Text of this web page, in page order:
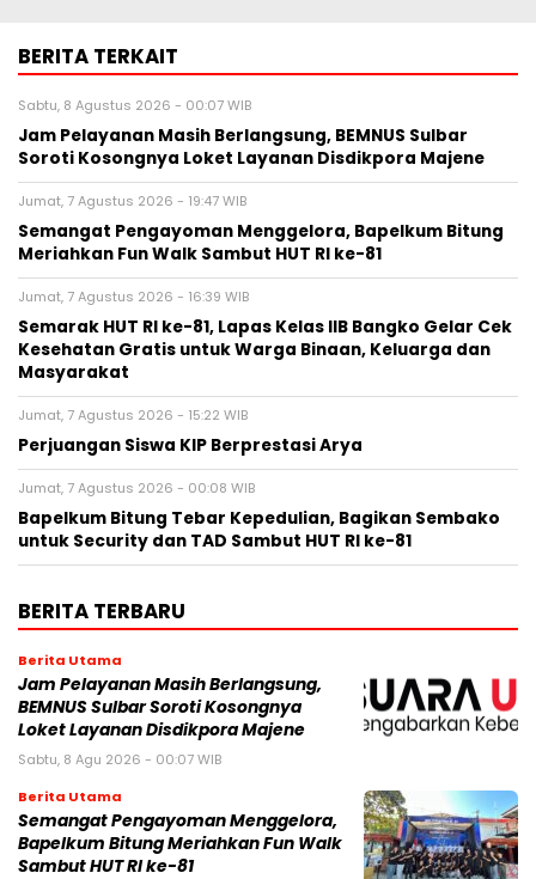
BERITA TERKAIT
Sabtu, 8 Agustus 2026 - 00:07 WIB
Jam Pelayanan Masih Berlangsung, BEMNUS Sulbar
Soroti Kosongnya Loket Layanan Disdikpora Majene
Jumat, 7 Agustus 2026 - 19:47 WIB
Semangat Pengayoman Menggelora, Bapelkum Bitung
Meriahkan Fun Walk Sambut HUT RI ke-81
Jumat, 7 Agustus 2026 - 16:39 WIB
Semarak HUT RI ke-81, Lapas Kelas IIB Bangko Gelar Cek
Kesehatan Gratis untuk Warga Binaan, Keluarga dan
Masyarakat
Jumat, 7 Agustus 2026 - 15:22 WIB
Perjuangan Siswa KIP Berprestasi Arya
Jumat, 7 Agustus 2026 - 00:08 WIB
Bapelkum Bitung Tebar Kepedulian, Bagikan Sembako
untuk Security dan TAD Sambut HUT RI ke-81
BERITA TERBARU
Berita Utama
Jam Pelayanan Masih Berlangsung,
BEMNUS Sulbar Soroti Kosongnya
Loket Layanan Disdikpora Majene
Sabtu, 8 Agu 2026 - 00:07 WIB
Berita Utama
Semangat Pengayoman Menggelora,
Bapelkum Bitung Meriahkan Fun Walk
Sambut HUT RI ke-81